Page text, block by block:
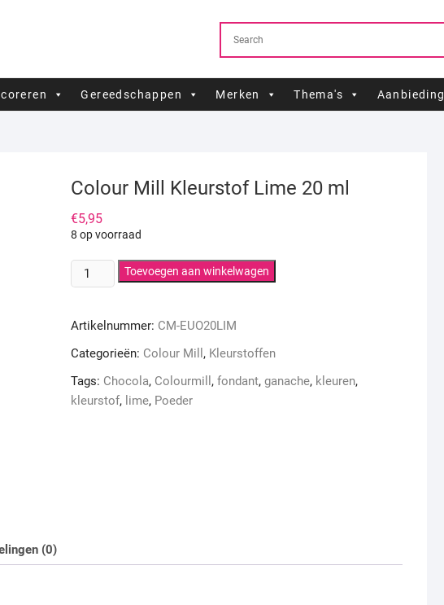
Gereedschappen Merken Thema's Aanbieding
Colour Mill Kleurstof Lime 20 ml
€5,95
8 op voorraad
Colour
Mill
Lime
20
aantal
Toevoegen aan winkelwagen
Artikelnummer: CM-EUO20LIM
Categorieën: Colour Mill , Kleurstoffen
Tags: Chocola, Colourmill , fondant, ganache, kleuren,
kleurstof, lime, Poeder
(0)